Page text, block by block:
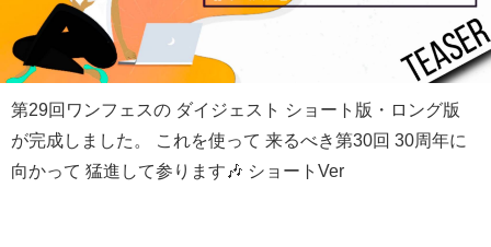
第29回ワンフェスの ダイジェスト ショート版・ロング版
が完成しました。 これを使って 来るべき第30回 30周年に
向かって 猛進して参ります🎶 ショートVer